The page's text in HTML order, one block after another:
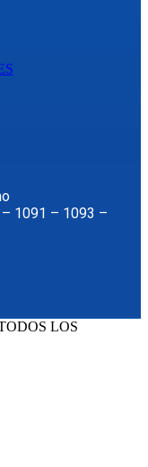
– 1091 – 1093 –
LOS